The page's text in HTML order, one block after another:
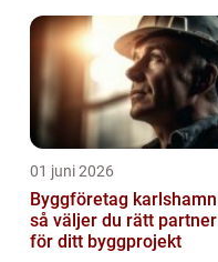
01 juni 2026
Byggföretag karlshamn
så väljer du rätt partner
för ditt byggprojekt